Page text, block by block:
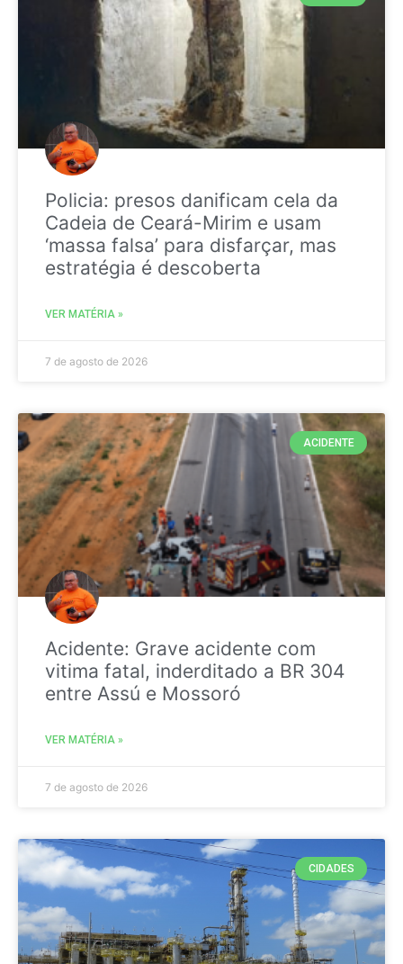
Policia: presos danificam cela da
Cadeia de Ceará-Mirim e usam
‘massa falsa’ para disfarçar, mas
estratégia é descoberta
VER MATÉRIA »
7 de agosto de 2026
ACIDENTE
Acidente: Grave acidente com
vitima fatal, inderditado a BR 304
entre Assú e Mossoró
VER MATÉRIA »
7 de agosto de 2026
CIDADES